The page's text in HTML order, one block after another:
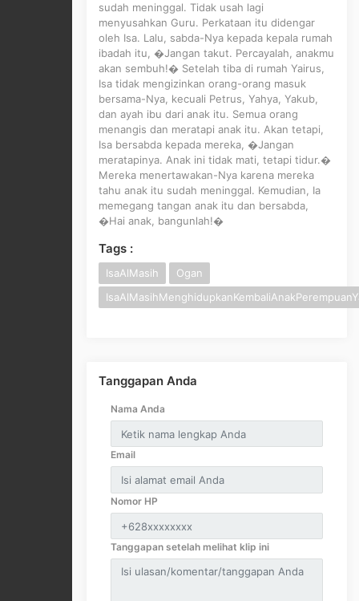
sudah meninggal. Tidak usah lagi
menyusahkan Guru. Perkataan itu didengar
oleh Isa. Lalu, sabda-Nya kepada kepala rumah
ibadah itu, �Jangan takut. Percayalah, anakmu
akan sembuh!� Setelah tiba di rumah Yairus,
Isa tidak mengizinkan orang-orang masuk
bersama-Nya, kecuali Petrus, Yahya, Yakub,
dan ayah ibu dari anak itu. Semua orang
menangis dan meratapi anak itu. Akan tetapi,
Isa bersabda kepada mereka, �Jangan
meratapinya. Anak ini tidak mati, tetapi tidur.�
Mereka menertawakan-Nya karena mereka
tahu anak itu sudah meninggal. Kemudian, Ia
memegang tangan anak itu dan bersabda,
�Hai anak, bangunlah!�
Tags :
IsaAlMasih
Ogan
Tanggapan Anda
Nama Anda
Email
Nomor HP
Tanggapan setelah melihat klip ini